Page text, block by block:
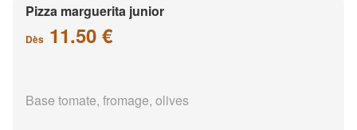
Pizza marguerita junior
Dès 11.50 €
Base tomate, fromage, olives